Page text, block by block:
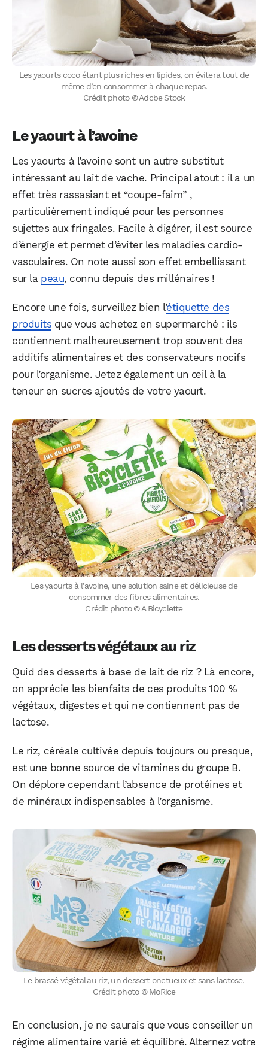
Les yaourts coco étant plus riches en lipides, on évitera tout de
même d’en consommer à chaque repas.
Crédit photo © Adobe Stock
Le yaourt à l’avoine
Les yaourts à l’avoine sont un autre substitut
intéressant au lait de vache. Principal atout : il a un
effet très rassasiant et “coupe-faim” ,
particulièrement indiqué pour les personnes
sujettes aux fringales. Facile à digérer, il est source
d’énergie et permet d’éviter les maladies cardio-
vasculaires. On note aussi son effet embellissant
sur la peau, connu depuis des millénaires !
Encore une fois, surveillez bien l’étiquette des
produits que vous achetez en supermarché : ils
contiennent malheureusement trop souvent des
additifs alimentaires et des conservateurs nocifs
pour l’organisme. Jetez également un œil à la
teneur en sucres ajoutés de votre yaourt.
Les yaourts à l’avoine, une solution saine et délicieuse de
consommer des fibres alimentaires.
Crédit photo © A Bicyclette
Les desserts végétaux au riz
Quid des desserts à base de lait de riz ? Là encore,
on apprécie les bienfaits de ces produits 100 %
végétaux, digestes et qui ne contiennent pas de
lactose.
Le riz, céréale cultivée depuis toujours ou presque,
est une bonne source de vitamines du groupe B.
On déplore cependant l’absence de protéines et
de minéraux indispensables à l’organisme.
Le brassé végétal au riz, un dessert onctueux et sans lactose.
Crédit photo © MoRice
En conclusion, je ne saurais que vous conseiller un
régime alimentaire varié et équilibré. Alternez votre